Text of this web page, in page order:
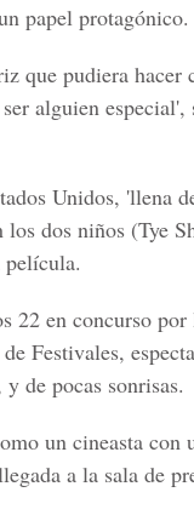
papel protagónico.
que pudiera
alguien
Unidos, 'llena
dos niños (Tye
película.
22 en concurso
Festivales,
de pocas sonrisas.
un cineasta
a la sala de